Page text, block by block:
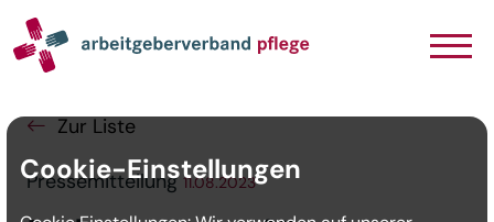
Navigation
Inhalt
Seitenabschluss
Zur Liste
Pressemitteilung11.08.2023
Cookie-Einstellungen